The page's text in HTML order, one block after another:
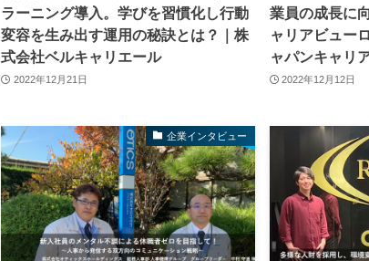
ラーニング導入。学びを習慣化し行動
変容を生み出す運用の秘訣とは？｜株
式会社ベルキャリエール
2022年12月21日
業員の成長に
ャリアビュー
ャパンキャリ
2022年12月12日
企業インタビュー